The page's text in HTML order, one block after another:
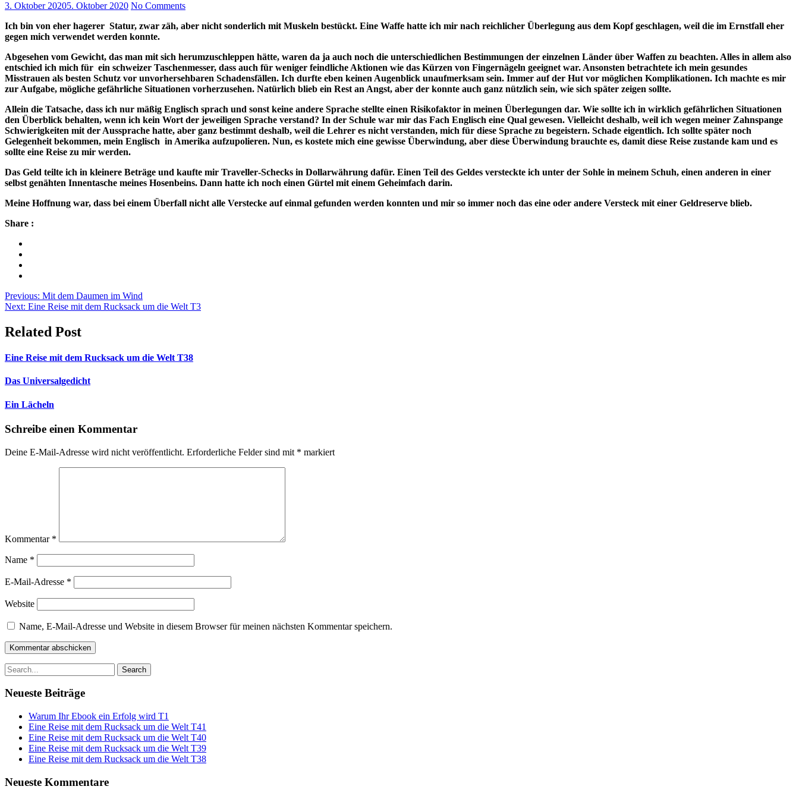
3. Oktober 20205. Oktober 2020 No Comments
Ich bin von eher hagerer Statur, zwar zäh, aber nicht sonderlich mit Muskeln bestückt. Eine Waffe hatte ich mir nach reichlicher Überlegung aus dem Kopf geschlagen, weil die im Ernstfall eher
gegen mich verwendet werden konnte.
Abgesehen vom Gewicht, das man mit sich herumzuschleppen hätte, waren da ja auch noch die unterschiedlichen Bestimmungen der einzelnen Länder über Waffen zu beachten. Alles in allem also
entschied ich mich für ein schweizer Taschenmesser, dass auch für weniger feindliche Aktionen wie das Kürzen von Fingernägeln geeignet war. Ansonsten betrachtete ich mein gesundes
Misstrauen als besten Schutz vor unvorhersehbaren Schadensfällen. Ich durfte eben keinen Augenblick unaufmerksam sein. Immer auf der Hut vor möglichen Komplikationen. Ich machte es mir
zur Aufgabe, mögliche gefährliche Situationen vorherzusehen. Natürlich blieb ein Rest an Angst, aber der konnte auch ganz nützlich sein, wie sich später zeigen sollte.
Allein die Tatsache, dass ich nur mäßig Englisch sprach und sonst keine andere Sprache stellte einen Risikofaktor in meinen Überlegungen dar. Wie sollte ich in wirklich gefährlichen Situationen
den Überblick behalten, wenn ich kein Wort der jeweiligen Sprache verstand? In der Schule war mir das Fach Englisch eine Qual gewesen. Vielleicht deshalb, weil ich wegen meiner Zahnspange
Schwierigkeiten mit der Aussprache hatte, aber ganz bestimmt deshalb, weil die Lehrer es nicht verstanden, mich für diese Sprache zu begeistern. Schade eigentlich. Ich sollte später noch
Gelegenheit bekommen, mein Englisch in Amerika aufzupolieren. Nun, es kostete mich eine gewisse Überwindung, aber diese Überwindung brauchte es, damit diese Reise zustande kam und es
sollte eine Reise zu mir werden.
Das Geld teilte ich in kleinere Beträge und kaufte mir Traveller‑Schecks in Dollarwährung dafür. Einen Teil des Geldes versteckte ich unter der Sohle in meinem Schuh, einen anderen in einer
selbst genähten Innentasche meines Hosenbeins. Dann hatte ich noch einen Gürtel mit einem Geheimfach darin.
Meine Hoffnung war, dass bei einem Überfall nicht alle Verstecke auf einmal gefunden werden konnten und mir so immer noch das eine oder andere Versteck mit einer Geldreserve blieb.
Share :
Beitragsnavigation
Previous: Mit dem Daumen im Wind
Next: Eine Reise mit dem Rucksack um die Welt T3
Related Post
Eine Reise mit dem Rucksack um die Welt T38
Das Universalgedicht
Ein Lächeln
Schreibe einen Kommentar
Deine E-Mail-Adresse wird nicht veröffentlicht. Erforderliche Felder sind mit * markiert
Kommentar *
Name *
E-Mail-Adresse *
Website
Name, E-Mail-Adresse und Website in diesem Browser für meinen nächsten Kommentar speichern.
Search
for:
Neueste Beiträge
Warum Ihr Ebook ein Erfolg wird T1
Eine Reise mit dem Rucksack um die Welt T41
Eine Reise mit dem Rucksack um die Welt T40
Eine Reise mit dem Rucksack um die Welt T39
Eine Reise mit dem Rucksack um die Welt T38
Neueste Kommentare